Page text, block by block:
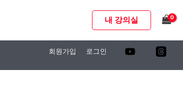
내 강의실
회원가입 로그인